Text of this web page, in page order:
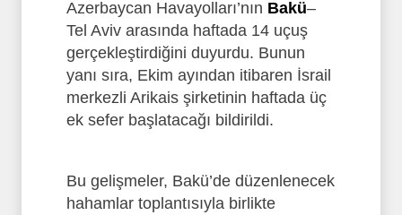
Azerbaycan Havayolları’nın Bakü–
Tel Aviv arasında haftada 14 uçuş
gerçekleştirdiğini duyurdu. Bunun
yanı sıra, Ekim ayından itibaren İsrail
merkezli Arikais şirketinin haftada üç
ek sefer başlatacağı bildirildi.
Bu gelişmeler, Bakü’de düzenlenecek
hahamlar toplantısıyla birlikte